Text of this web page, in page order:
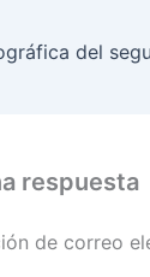
respuesta
de correo